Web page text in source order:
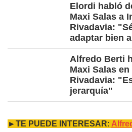
Elordi habló
Maxi Salas a
Rivadavia:
adaptar bien
Alfredo Berti
Maxi Salas
Rivadavia:
jerarquía"
►TE PUEDE INTERESAR: